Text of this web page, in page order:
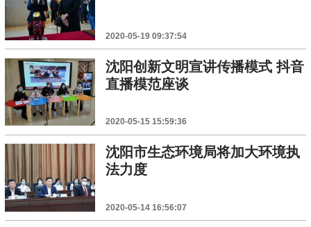
2020-05-19 09:37:54
沈阳创新文明宣讲传播模式 抖音
直播模范座谈
2020-05-15 15:59:36
沈阳市生态环境局将加大环境执
法力度
2020-05-14 16:56:07